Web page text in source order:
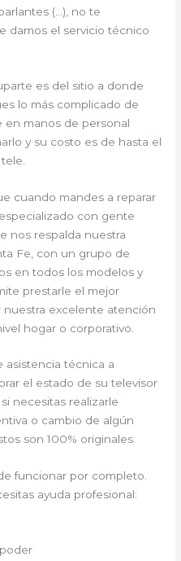
(…), no te
damos el servicio técnico
es del sitio a donde
lo más complicado de
en manos de personal
y su costo es de hasta el
cuando mandes a reparar
con gente
nos respalda nuestra
Fe, con un grupo de
en todos los modelos y
prestarle el mejor
nuestra excelente atención
hogar o corporativo.
asistencia técnica a
el estado de su televisor
necesitas realizarle
o cambio de algún
son 100% originales.
funcionar por completo.
ayuda profesional: